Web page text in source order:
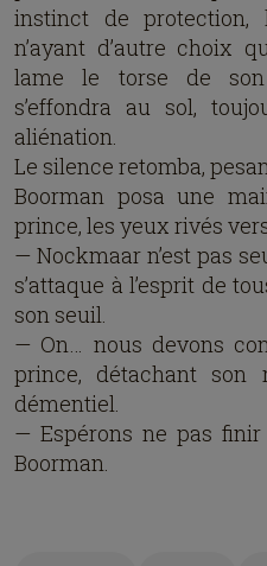
instinct de protection,
n’ayant d’autre choix
lame le torse de
s’effondra au sol,
aliénation.
Le silence retomba,
Boorman posa une
prince, les yeux rivés
— Nockmaar n’est pas
s’attaque à l’esprit de
son seuil.
— On… nous devons
prince, détachant son
démentiel.
— Espérons ne pas
Boorman.